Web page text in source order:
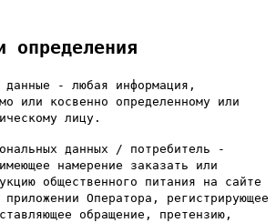
- любая информация,
или косвенно определенному или
лицу.
данных / потребитель -
намерение заказать или
общественного питания на сайте
Оператора, регистрирующее
обращение, претензию,